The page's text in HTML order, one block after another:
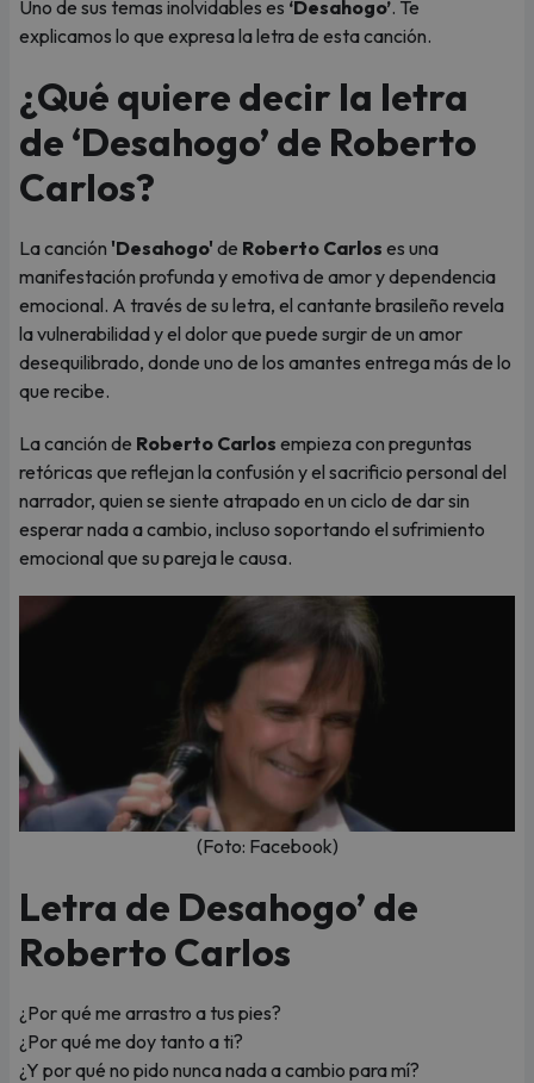
Uno de sus temas inolvidables es ‘Desahogo’. Te
explicamos lo que expresa la letra de esta canción.
¿Qué quiere decir la letra
de ‘Desahogo’ de Roberto
Carlos?
La canción 'Desahogo' de Roberto Carlos es una
manifestación profunda y emotiva de amor y dependencia
emocional. A través de su letra, el cantante brasileño revela
la vulnerabilidad y el dolor que puede surgir de un amor
desequilibrado, donde uno de los amantes entrega más de lo
que recibe.
La canción de Roberto Carlos empieza con preguntas
retóricas que reflejan la confusión y el sacrificio personal del
narrador, quien se siente atrapado en un ciclo de dar sin
esperar nada a cambio, incluso soportando el sufrimiento
emocional que su pareja le causa.
(Foto: Facebook)
Letra de Desahogo’ de
Roberto Carlos
¿Por qué me arrastro a tus pies?
¿Por qué me doy tanto a ti?
¿Y por qué no pido nunca nada a cambio para mí?